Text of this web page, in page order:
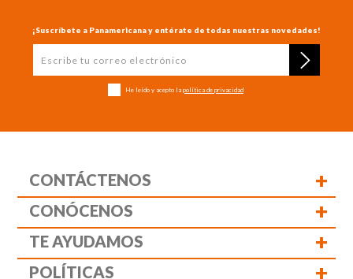
¡Suscríbete a Panamericana y entérate de todas nuestras novedades!
He leído y acepto la política de privacidad
CONTÁCTENOS +
CONÓCENOS +
TE AYUDAMOS +
POLÍTICAS +